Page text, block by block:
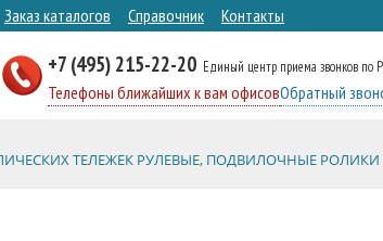
Заказ каталогов Справочник Контакты
+7 (495) 215-22-20 Единый центр приема звонков по
Телефоны ближайших к вам офисовОбратный
ТЕЛЕЖЕК РУЛЕВЫЕ, ПОДВИЛОЧНЫЕ РОЛИКИ